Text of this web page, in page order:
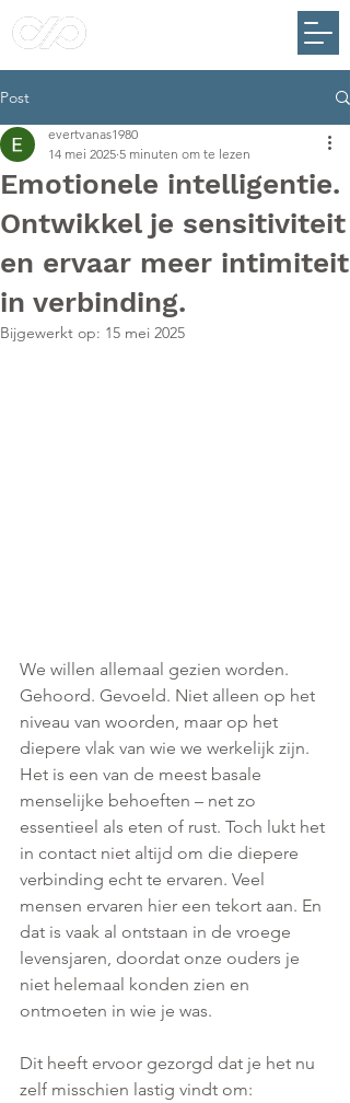
Post
Emotionele intelligentie.
Ontwikkel je sensitiviteit
en ervaar meer intimiteit
in verbinding.
evertvanas1980
14 mei 2025 5 minuten om te lezen
Bijgewerkt op: 15 mei 2025
We willen allemaal gezien worden.
Gehoord. Gevoeld. Niet alleen op het
niveau van woorden, maar op het
diepere vlak van wie we werkelijk zijn.
Het is een van de meest basale
menselijke behoeften – net zo
essentieel als eten of rust. Toch lukt het
in contact niet altijd om die diepere
verbinding echt te ervaren. Veel
mensen ervaren hier een tekort aan. En
dat is vaak al ontstaan in de vroege
levensjaren, doordat onze ouders je
niet helemaal konden zien en
ontmoeten in wie je was.
Dit heeft ervoor gezorgd dat je het nu
zelf misschien lastig vindt om: